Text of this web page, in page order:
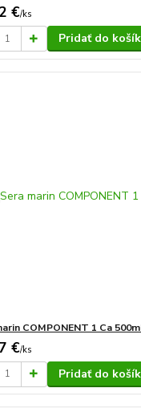
€/ks
Pridať do
COMPONENT 1 Ca
€/ks
Pridať do